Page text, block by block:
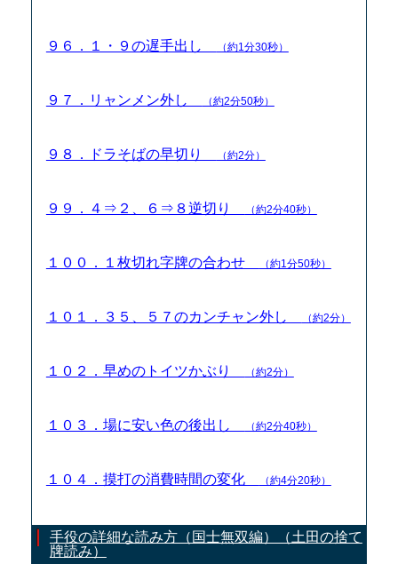
９６．１・９の遅手出し （約1分30秒）
９７．リャンメン外し （約2分50秒）
９８．ドラそばの早切り （約2分）
９９．４⇒２、６⇒８逆切り （約2分40秒）
１００．１枚切れ字牌の合わせ （約1分50秒）
１０１．３５、５７のカンチャン外し （約2分）
１０２．早めのトイツかぶり （約2分）
１０３．場に安い色の後出し （約2分40秒）
１０４．摸打の消費時間の変化 （約4分20秒）
手役の詳細な読み方（国士無双編）（土田の捨て
牌読み）